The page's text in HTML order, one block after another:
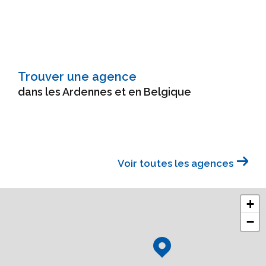
Trouver une agence
dans les Ardennes et en Belgique
Voir toutes les agences
+
−